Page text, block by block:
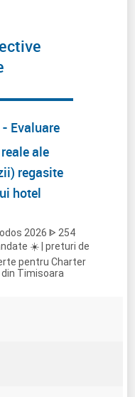
Evaluare
ale
regasite
hotel
2026 ᐈ 254
☀️ | preturi de
pentru Charter
Timisoara